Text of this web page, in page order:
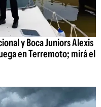
y Boca Juniors Alexis
en Terremoto; mirá el